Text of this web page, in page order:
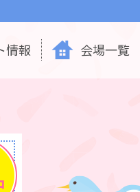
情報 会場一覧